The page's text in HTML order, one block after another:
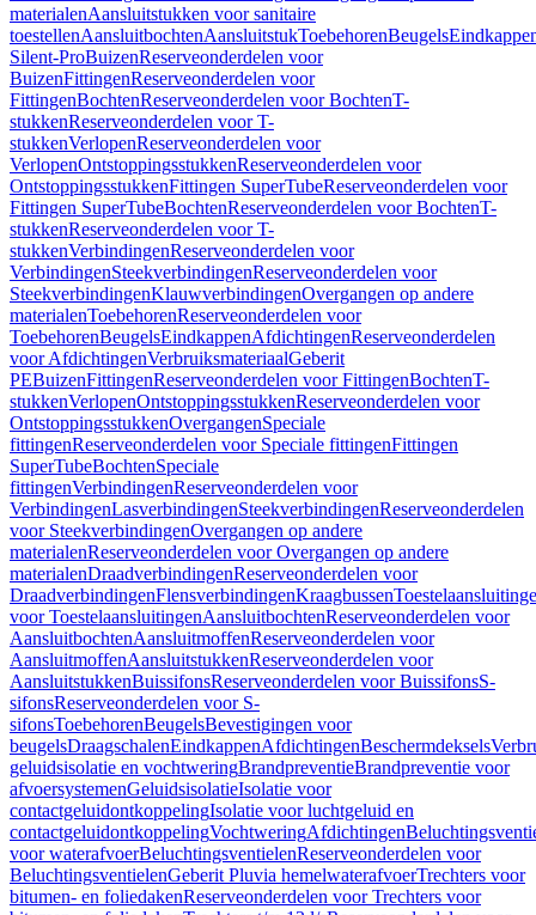
materialenAansluitstukken voor sanitaire
toestellenAansluitbochtenAansluitstukToebehorenBeugels
Silent-ProBuizenReserveonderdelen voor
BuizenFittingenReserveonderdelen voor
FittingenBochtenReserveonderdelen voor BochtenT-
stukkenReserveonderdelen voor T-
stukkenVerlopenReserveonderdelen voor
VerlopenOntstoppingsstukkenReserveonderdelen voor
OntstoppingsstukkenFittingen SuperTubeReserveonderdelen voor
Fittingen SuperTubeBochtenReserveonderdelen voor BochtenT-
stukkenReserveonderdelen voor T-
stukkenVerbindingenReserveonderdelen voor
VerbindingenSteekverbindingenReserveonderdelen voor
SteekverbindingenKlauwverbindingenOvergangen op andere
materialenToebehorenReserveonderdelen voor
ToebehorenBeugelsEindkappenAfdichtingenReserveonderdelen
voor AfdichtingenVerbruiksmateriaalGeberit
PEBuizenFittingenReserveonderdelen voor FittingenBochtenT-
stukkenVerlopenOntstoppingsstukkenReserveonderdelen voor
OntstoppingsstukkenOvergangenSpeciale
fittingenReserveonderdelen voor Speciale fittingenFittingen
SuperTubeBochtenSpeciale
fittingenVerbindingenReserveonderdelen voor
VerbindingenLasverbindingenSteekverbindingenReserveonderdelen
voor SteekverbindingenOvergangen op andere
materialenReserveonderdelen voor Overgangen op andere
materialenDraadverbindingenReserveonderdelen voor
DraadverbindingenFlensverbindingenKraagbussen
voor ToestelaansluitingenAansluitbochtenReserveonderdelen voor
AansluitbochtenAansluitmoffenReserveonderdelen voor
AansluitmoffenAansluitstukkenReserveonderdelen voor
AansluitstukkenBuissifonsReserveonderdelen voor BuissifonsS-
sifonsReserveonderdelen voor S-
sifonsToebehorenBeugelsBevestigingen voor
beugelsDraagschalenEindkappenAfdichtingenBeschermdeksels
geluidsisolatie en vochtweringBrandpreventieBrandpreventie voor
afvoersystemenGeluidsisolatieIsolatie voor
contactgeluidontkoppelingIsolatie voor luchtgeluid en
contactgeluidontkoppelingVochtweringAfdichtingen
voor waterafvoerBeluchtingsventielenReserveonderdelen voor
BeluchtingsventielenGeberit Pluvia hemelwaterafvoerTrechters voor
bitumen- en foliedakenReserveonderdelen voor Trechters voor